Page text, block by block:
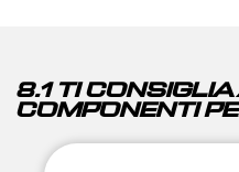
8.1 TI
COMPONENTI